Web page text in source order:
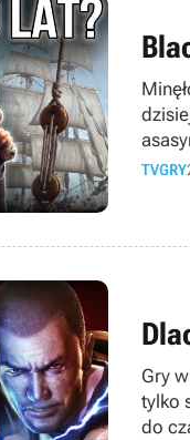
TVGRY
Gry
tylko
do